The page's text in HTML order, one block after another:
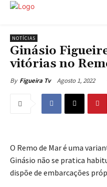
NOTÍCIAS
Ginásio
vitórias no
By Figueira Tv Agosto 1, 2022
O Remo de Mar é uma
Ginásio não se pratica
dispõe de embarcações